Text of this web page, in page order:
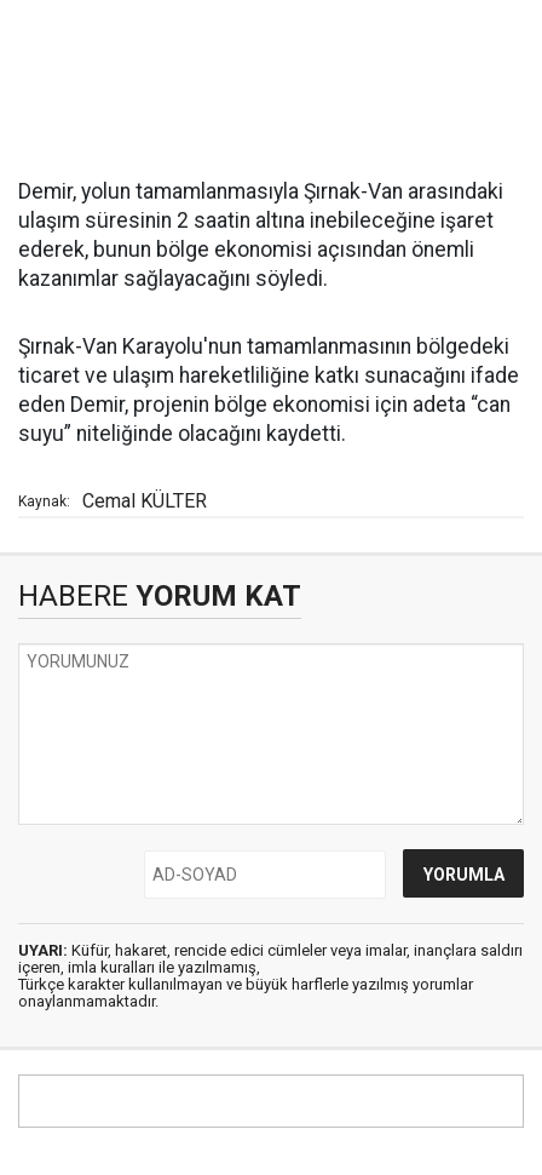
Demir, yolun tamamlanmasıyla Şırnak-Van arasındaki
ulaşım süresinin 2 saatin altına inebileceğine işaret
ederek, bunun bölge ekonomisi açısından önemli
kazanımlar sağlayacağını söyledi.
Şırnak-Van Karayolu'nun tamamlanmasının bölgedeki
ticaret ve ulaşım hareketliliğine katkı sunacağını ifade
eden Demir, projenin bölge ekonomisi için adeta “can
suyu” niteliğinde olacağını kaydetti.
Kaynak: Cemal KÜLTER
HABERE YORUM KAT
UYARI: Küfür, hakaret, rencide edici cümleler veya imalar, inançlara saldırı
içeren, imla kuralları ile yazılmamış,
Türkçe karakter kullanılmayan ve büyük harflerle yazılmış yorumlar
onaylanmamaktadır.